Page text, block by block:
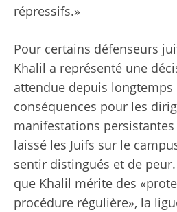
répressifs.»
Pour certains défenseurs
Khalil a représenté une
attendue depuis longtemps
conséquences pour les
manifestations
laissé les Juifs sur le
sentir distingués et de
que Khalil mérite des
procédure régulière», la